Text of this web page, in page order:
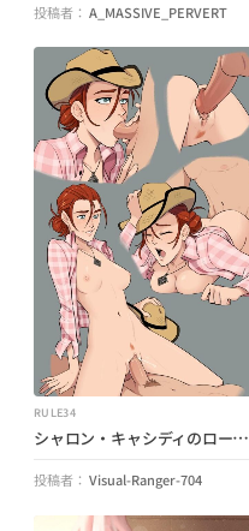
投稿者： A_MASSIVE_PERVERT
RULE34
シャロン・キャシディのローズ (Zet13) (Fallout: New Vegas)
投稿者： Visual-Ranger-704